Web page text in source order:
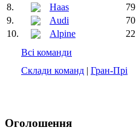
8.
Haas
79
9.
Audi
70
10.
Alpine
22
Всі команди
Склади команд | Гран-Прі
Оголошення